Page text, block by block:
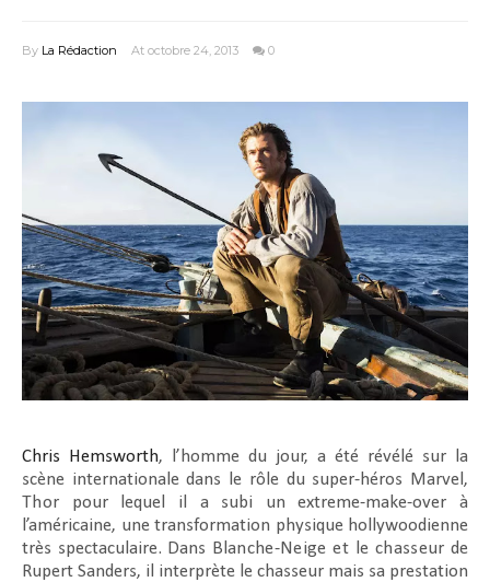
By La Rédaction At octobre 24, 2013 0
Chris Hemsworth, l’homme du jour, a été révélé sur la
scène internationale dans le rôle du super-héros Marvel,
Thor pour lequel il a subi un extreme-make-over à
l’américaine, une transformation physique hollywoodienne
très spectaculaire. Dans Blanche-Neige et le chasseur de
Rupert Sanders, il interprète le chasseur mais sa prestation